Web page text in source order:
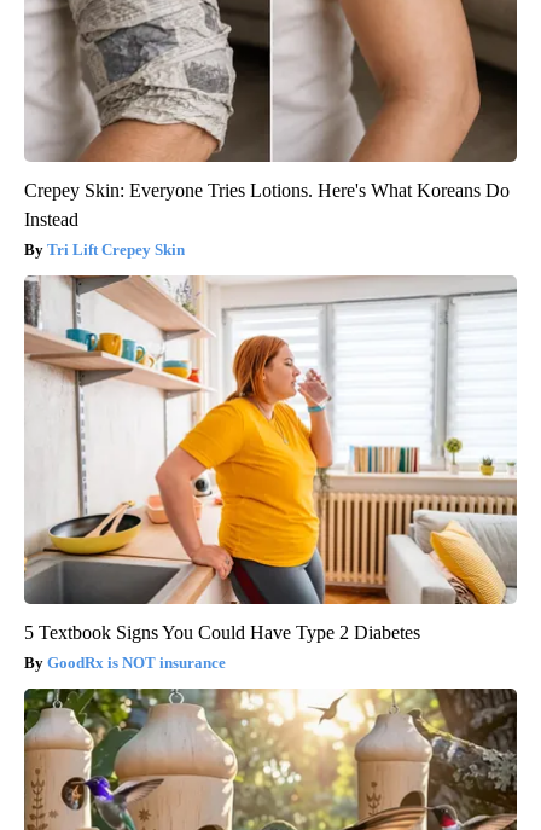
Crepey Skin: Everyone Tries Lotions. Here's What Koreans Do
Instead
Tri Lift Crepey Skin
5 Textbook Signs You Could Have Type 2 Diabetes
GoodRx is NOT insurance